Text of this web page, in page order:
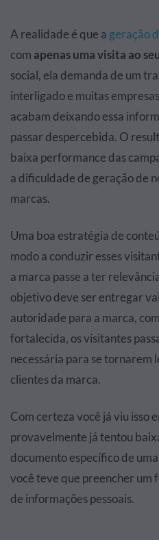
A realidade é que a geração
com apenas uma visita ao
social, ela demanda de um
interligado e muitas
acabam deixando essa
passar despercebida. O
baixa performance das
a dificuldade de geração de
marcas.
Uma boa estratégia de
modo a conduzir esses
a marca passe a ter
objetivo deve ser entregar
autoridade para a marca,
fortalecida, os visitantes
necessária para se tornarem
clientes da marca.
Com certeza você já viu isso
provavelmente já tentou
documento específico de
você teve que preencher um
de informações pessoais.